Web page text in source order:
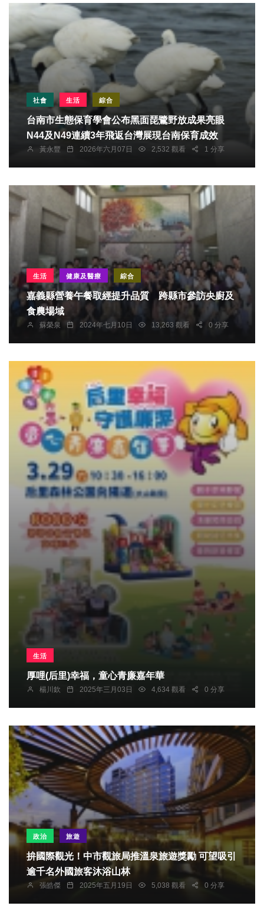
社會 生活 綜合
台南市生態保育學會公布黑面琵鷺野放成果亮眼
N44及N49連續3年飛返台灣展現台南保育成效
黃永豐 2026年六月07日 2,532 觀看 1 分享
生活 健康及醫療 綜合
嘉義縣營養午餐取經提升品質 跨縣市參訪央廚及
食農場域
蘇榮泉 2024年七月10日 13,263 觀看 0 分享
生活
厚哩(后里)幸福，童心青廉嘉年華
楊川欽 2025年三月03日 4,634 觀看 0 分享
政治 旅遊
拚國際觀光！中市觀旅局推溫泉旅遊獎勵 可望吸引
逾千名外國旅客沐浴山林
張皓傑 2025年五月19日 5,038 觀看 0 分享